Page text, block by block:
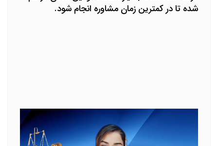
شده تا در کمترین زمان مشاوره انجام شود.